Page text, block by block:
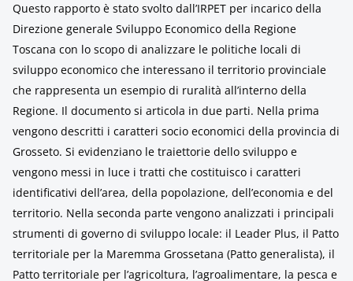
Questo rapporto è stato svolto dall’IRPET per incarico della
Direzione generale Sviluppo Economico della Regione
Toscana con lo scopo di analizzare le politiche locali di
sviluppo economico che interessano il territorio provinciale
che rappresenta un esempio di ruralità all’interno della
Regione. Il documento si articola in due parti. Nella prima
vengono descritti i caratteri socio economici della provincia di
Grosseto. Si evidenziano le traiettorie dello sviluppo e
vengono messi in luce i tratti che costituisco i caratteri
identificativi dell’area, della popolazione, dell’economia e del
territorio. Nella seconda parte vengono analizzati i principali
strumenti di governo di sviluppo locale: il Leader Plus, il Patto
territoriale per la Maremma Grossetana (Patto generalista), il
Patto territoriale per l’agricoltura, l’agroalimentare, la pesca e